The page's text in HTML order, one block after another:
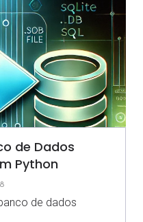
de Dados
Python
de dados